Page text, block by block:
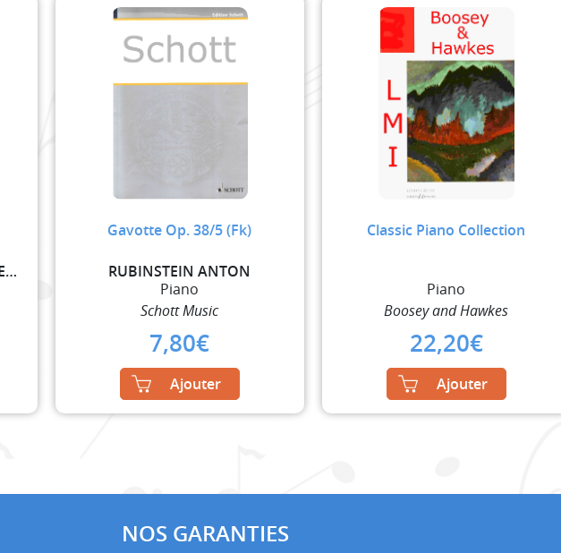
MOZART WOLFGANG AMADEUS / BADURA-SKODA PAUL
Gavotte Op. 38/5 (Fk)
RUBINSTEIN ANTON
Piano
Schott Music
7,80€
Ajouter
Classic Piano Collection
Piano
Boosey and Hawkes
22,20€
Ajouter
NOS GARANTIES